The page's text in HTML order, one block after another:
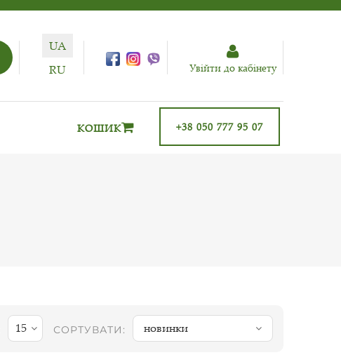
UA
RU
Увiйти до кабiнету
+38 050 777 95 07
КОШИК
15 СОРТУВАТИ: новинки